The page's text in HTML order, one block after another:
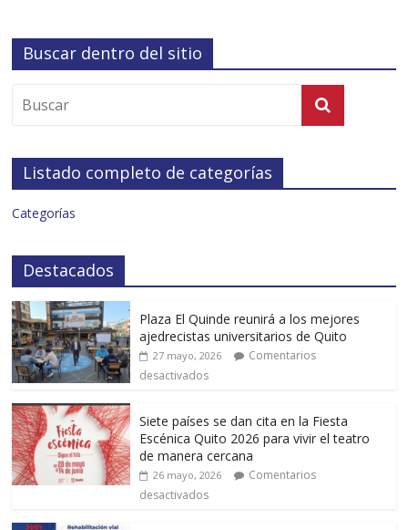
Buscar dentro del sitio
Listado completo de categorías
Categorías
Destacados
Plaza El Quinde reunirá a los mejores
ajedrecistas universitarios de Quito
27 mayo, 2026
Comentarios
desactivados
Siete países se dan cita en la Fiesta
Escénica Quito 2026 para vivir el teatro
de manera cercana
26 mayo, 2026
Comentarios
desactivados